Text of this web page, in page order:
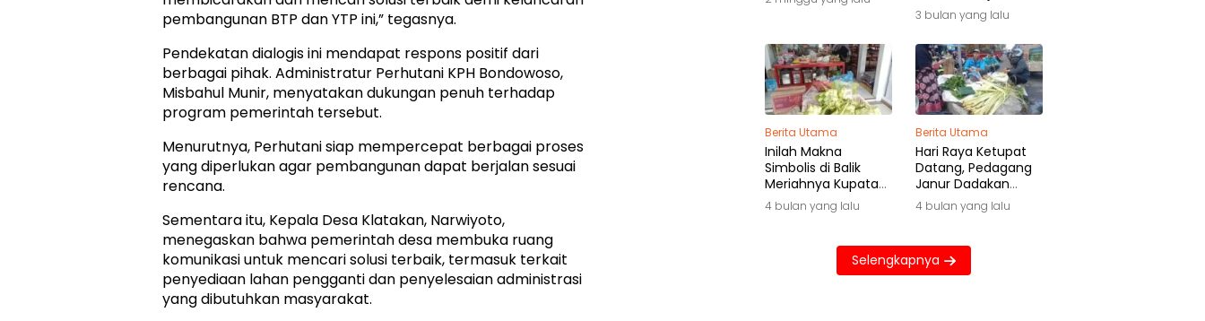
pembangunan BTP dan YTP ini,” tegasnya.
Pendekatan dialogis ini mendapat respons positif dari
berbagai pihak. Administratur Perhutani KPH Bondowoso,
Misbahul Munir, menyatakan dukungan penuh terhadap
program pemerintah tersebut.
Menurutnya, Perhutani siap mempercepat berbagai proses
yang diperlukan agar pembangunan dapat berjalan sesuai
rencana.
Sementara itu, Kepala Desa Klatakan, Narwiyoto,
menegaskan bahwa pemerintah desa membuka ruang
komunikasi untuk mencari solusi terbaik, termasuk terkait
penyediaan lahan pengganti dan penyelesaian administrasi
yang dibutuhkan masyarakat.
Awal Pengabdian,
Bukan Akhir
Perjalanan”
3 bulan yang lalu
Berita Utama
Inilah Makna
Simbolis di Balik
Meriahnya Kupatan
di Jawa
4 bulan yang lalu
Berita Utama
Hari Raya Ketupat
Datang, Pedagang
Janur Dadakan
Raup Untung Besar
4 bulan yang lalu
Selengkapnya